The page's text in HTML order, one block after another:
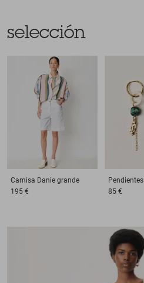
selección
Camisa Danie grande
195 €
Pendientes
85 €